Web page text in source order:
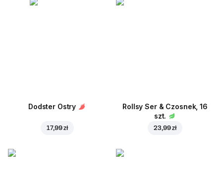
Dodster Ostry
17,99 zł
Rollsy Ser & Czosnek, 16
szt.
23,99 zł